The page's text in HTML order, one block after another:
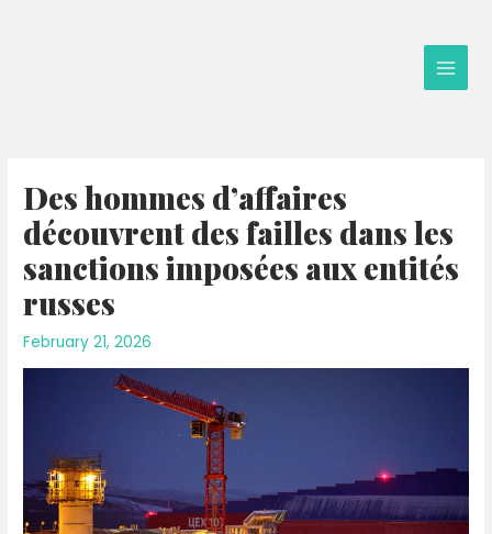
Main
Des hommes d’affaires
découvrent des failles dans les
sanctions imposées aux entités
russes
February 21, 2026